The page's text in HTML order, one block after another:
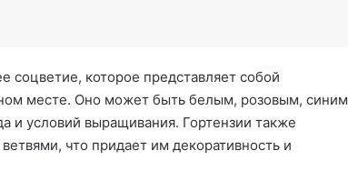
соцветие, которое представляет собой
месте. Оно может быть белым, розовым, синим
и условий выращивания. Гортензии также
что придает им декоративность и